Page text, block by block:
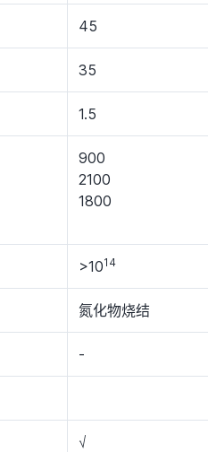
45
35
1.5
900
2100
1800
>1014
氮化物烧结
-
√